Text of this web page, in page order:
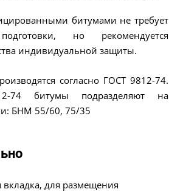
битумами не требует
но рекомендуется
индивидуальной защиты.
согласно ГОСТ 9812-74.
74 битумы подразделяют на
БНМ 55/60, 75/35
для размещения